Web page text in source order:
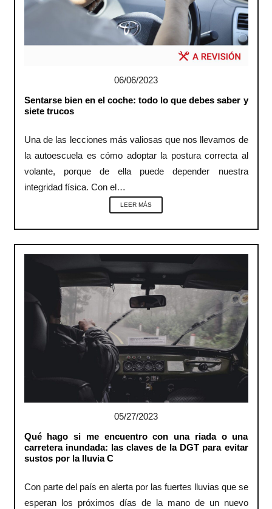
06/06/2023
Sentarse bien en el coche: todo lo que debes saber y
siete trucos
Una de las lecciones más valiosas que nos llevamos de
la autoescuela es cómo adoptar la postura correcta al
volante, porque de ella puede depender nuestra
integridad física. Con el…
LEER MÁS
05/27/2023
Qué hago si me encuentro con una riada o una
carretera inundada: las claves de la DGT para evitar
sustos por la lluvia C
Con parte del país en alerta por las fuertes lluvias que se
esperan los próximos días de la mano de un nuevo